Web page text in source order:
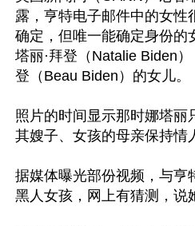
露，亨特电子邮件中的女性
确定，但唯一能确定身份的
塔丽·拜登（Natalie Biden
登（Beau Biden）的女儿。
照片的时间显示那时娜塔丽
其嫂子、女孩的母亲保持情
据媒体曝光部份视频，与亨
黑人女孩，网上有猜测，说